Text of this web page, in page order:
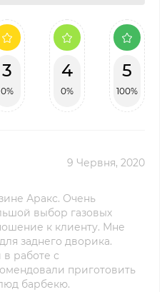
3
0%
4
0%
5
100%
9 Червня, 2020
Аракс. Очень
выбор газовых
к клиенту. Мне
заднего дворика.
в работе с
приготовить
барбекю.